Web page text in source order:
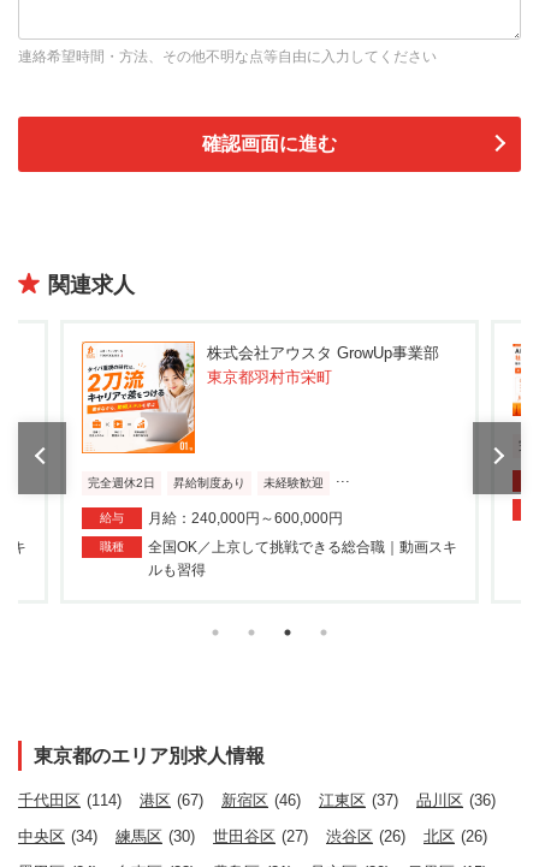
連絡希望時間・方法、その他不明な点等自由に入力してください
関連求人
キ
株式会社アウスタ GrowUp事業部
東京都羽村市栄町
完全週休2日 昇給制度あり 未経験歓迎 ...
給与 月給：240,000円～600,000円
職種
全国OK／上京して挑戦できる総合職｜動画スキ
ルも習得
完
東京都のエリア別求人情報
千代田区 (114) 港区 (67) 新宿区 (46) 江東区 (37) 品川区 (36)
中央区 (34) 練馬区 (30) 世田谷区 (27) 渋谷区 (26) 北区 (26)